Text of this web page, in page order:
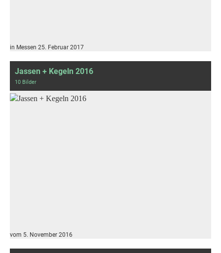
in Messen 25. Februar 2017
Jassen + Kegeln 2016
10 Bilder
vom 5. November 2016